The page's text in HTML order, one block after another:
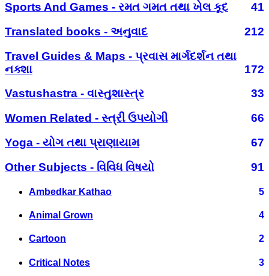
Sports And Games - રમત ગમત તથા ખેલ કૂદ
41
Translated books - અનુવાદ
212
Travel Guides & Maps - પ્રવાસ માર્ગદર્શન તથા
નક્શા
172
Vastushastra - વાસ્તુશાસ્ત્ર
33
Women Related - સ્ત્રી ઉપયોગી
66
Yoga - યોગ તથા પ્રાણાયામ
67
Other Subjects - વિવિધ વિષયો
91
Ambedkar Kathao 5
Animal Grown 4
Cartoon 2
Critical Notes 3